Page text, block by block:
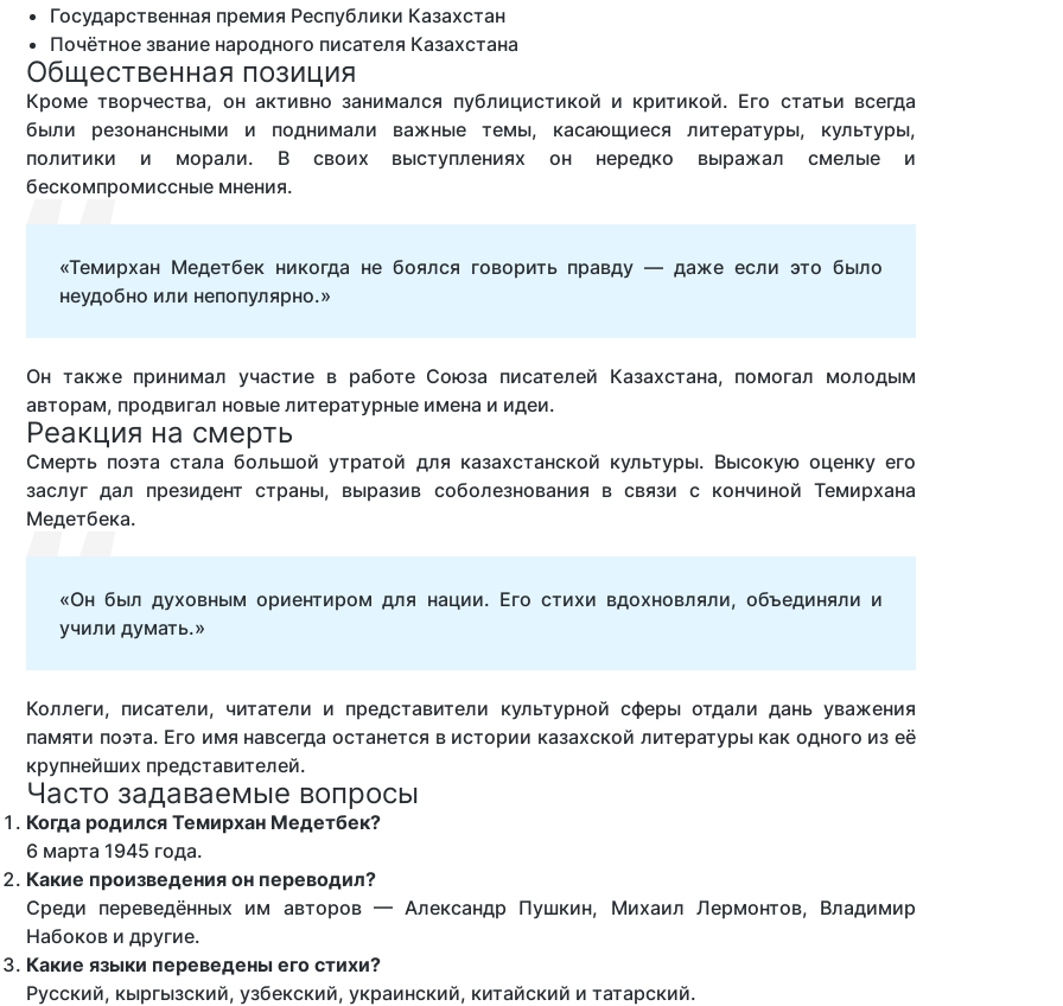
Государственная премия Республики Казахстан
Почётное звание народного писателя Казахстана
Общественная позиция
Кроме творчества, он активно занимался публицистикой и критикой. Его статьи всегда
были резонансными и поднимали важные темы, касающиеся литературы, культуры,
политики и морали. В своих выступлениях он нередко выражал смелые и
бескомпромиссные мнения.
«Темирхан Медетбек никогда не боялся говорить правду — даже если это было
неудобно или непопулярно.»
Он также принимал участие в работе Союза писателей Казахстана, помогал молодым
авторам, продвигал новые литературные имена и идеи.
Реакция на смерть
Смерть поэта стала большой утратой для казахстанской культуры. Высокую оценку его
заслуг дал президент страны, выразив соболезнования в связи с кончиной Темирхана
Медетбека.
«Он был духовным ориентиром для нации. Его стихи вдохновляли, объединяли и
учили думать.»
Коллеги, писатели, читатели и представители культурной сферы отдали дань уважения
памяти поэта. Его имя навсегда останется в истории казахской литературы как одного из её
крупнейших представителей.
Часто задаваемые вопросы
Когда родился Темирхан Медетбек?
6 марта 1945 года.
Какие произведения он переводил?
Среди переведённых им авторов — Александр Пушкин, Михаил Лермонтов, Владимир
Набоков и другие.
Какие языки переведены его стихи?
Русский, кыргызский, узбекский, украинский, китайский и татарский.